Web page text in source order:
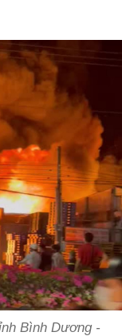
Bình Dương -